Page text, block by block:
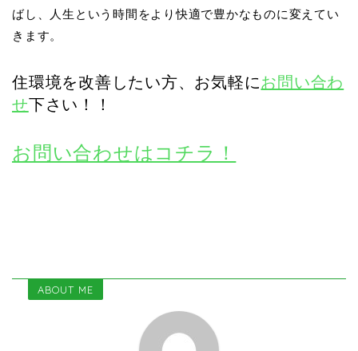
ばし、人生という時間をより快適で豊かなものに変えてい
きます。
住環境を改善したい方、お気軽にお問い合わ
せ下さい！！
お問い合わせはコチラ！
ABOUT ME